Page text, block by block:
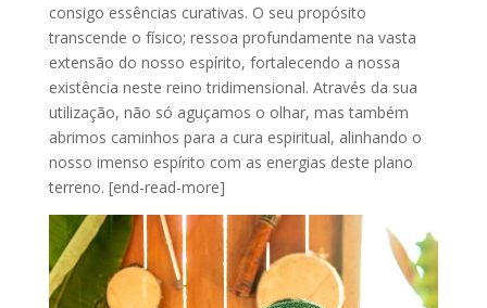
consigo essências curativas. O seu propósito
transcende o físico; ressoa profundamente na vasta
extensão do nosso espírito, fortalecendo a nossa
existência neste reino tridimensional. Através da sua
utilização, não só aguçamos o olhar, mas também
abrimos caminhos para a cura espiritual, alinhando o
nosso imenso espírito com as energias deste plano
terreno. [end-read-more]